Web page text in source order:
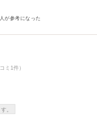
が参考になった
ミ1件）
。